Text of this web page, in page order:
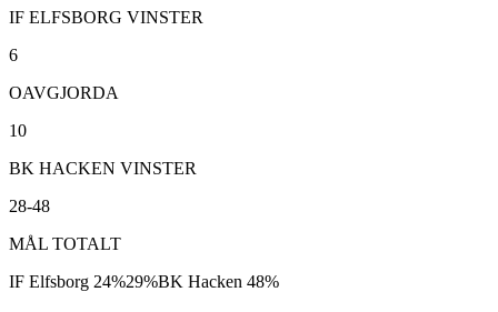
IF ELFSBORG VINSTER
6
OAVGJORDA
10
BK HACKEN VINSTER
28-48
MÅL TOTALT
IF Elfsborg 24%29%BK Hacken 48%